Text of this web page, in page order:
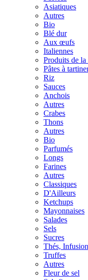
Asiatiques
Autres
Bio
Blé dur
Aux œufs
Italiennes
Produits de la
Pâtes à
Riz
Sauces
Anchois
Autres
Crabes
Thons
Autres
Bio
Parfumés
Longs
Farines
Autres
Classiques
D'Ailleurs
Ketchups
Mayonnaises
Salades
Sels
Sucres
Thés,
Truffes
Autres
Fleur de sel